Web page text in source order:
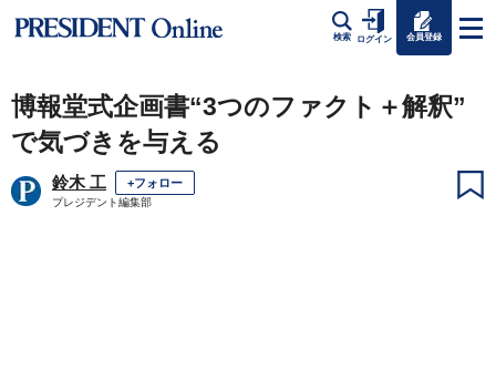
検索 ログイン 会員登録
博報堂式企画書“3つのファクト＋解釈”
で気づきを与える
鈴木 工 +フォロー
プレジデント編集部